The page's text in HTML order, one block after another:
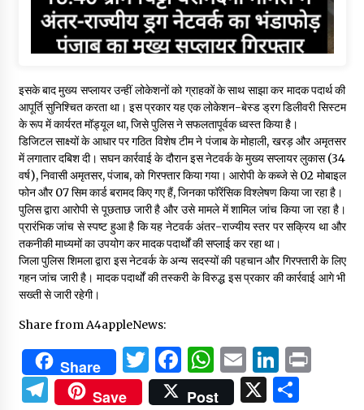
इसके बाद मुख्य सप्लायर उन्हीं लोकेशनों को ग्राहकों के साथ साझा कर मादक पदार्थ की
आपूर्ति सुनिश्चित करता था। इस प्रकार यह एक लोकेशन-बेस्ड ड्रग डिलीवरी सिस्टम
के रूप में कार्यरत मॉड्यूल था, जिसे पुलिस ने सफलतापूर्वक ध्वस्त किया है।
डिजिटल साक्ष्यों के आधार पर गठित विशेष टीम ने पंजाब के मोहाली, खरड़ और अमृतसर
में लगातार दबिश दी। सघन कार्रवाई के दौरान इस नेटवर्क के मुख्य सप्लायर लुकास (34
वर्ष), निवासी अमृतसर, पंजाब, को गिरफ्तार किया गया। आरोपी के कब्जे से 02 मोबाइल
फोन और 07 सिम कार्ड बरामद किए गए हैं, जिनका फॉरेंसिक विश्लेषण किया जा रहा है।
पुलिस द्वारा आरोपी से पूछताछ जारी है और उसे मामले में शामिल जांच किया जा रहा है।
प्रारंभिक जांच से स्पष्ट हुआ है कि यह नेटवर्क अंतर-राज्यीय स्तर पर सक्रिय था और
तकनीकी माध्यमों का उपयोग कर मादक पदार्थों की सप्लाई कर रहा था।
जिला पुलिस शिमला द्वारा इस नेटवर्क के अन्य सदस्यों की पहचान और गिरफ्तारी के लिए
गहन जांच जारी है। मादक पदार्थों की तस्करी के विरुद्ध इस प्रकार की कार्रवाई आगे भी
सख्ती से जारी रहेगी।
Share from A4appleNews:
Share Twitter
Facebook
WhatsApp
Email
Telegram
Save Post X